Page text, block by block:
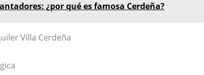
¿por qué es famosa Cerdeña?